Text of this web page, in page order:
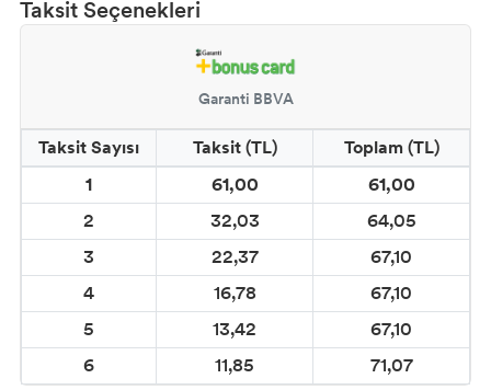
Taksit Seçenekleri
Garanti BBVA
Taksit Sayısı Taksit (TL)
Toplam (TL)
1
61,00
61,00
2
32,03
64,05
3
22,37
67,10
4
16,78
67,10
5
13,42
67,10
6
11,85 71,07
DESEN KUMAŞ KONTÜR
CADENCE ESKİTME BOYALAR
CADENCE HARMONY AKRİLİK BOYA
CADENCE REFLECTIQUE EFFECT BOYA
CADENCE STYLE MAT AKRİLİK BOYA
CADENCE PARMAK YALDIZLAR